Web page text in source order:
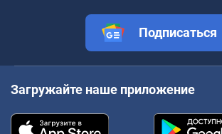
Подписаться
Загружайте наше приложение